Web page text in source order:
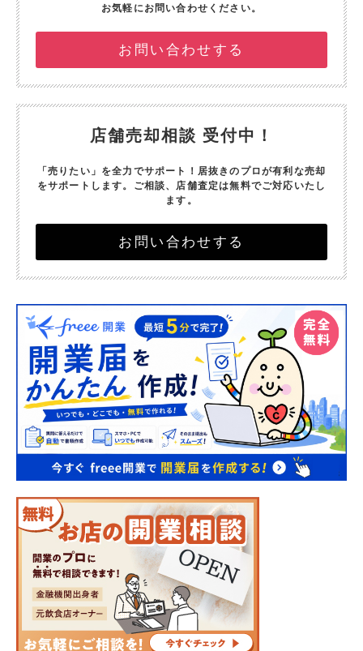
お気軽にお問い合わせください。
お問い合わせする
店舗売却相談 受付中！
「売りたい」を全力でサポート！ 居抜きのプロが有利な売却
をサポートします。 ご相談、店舗査定は無料でご対応いたし
ます。
お問い合わせする